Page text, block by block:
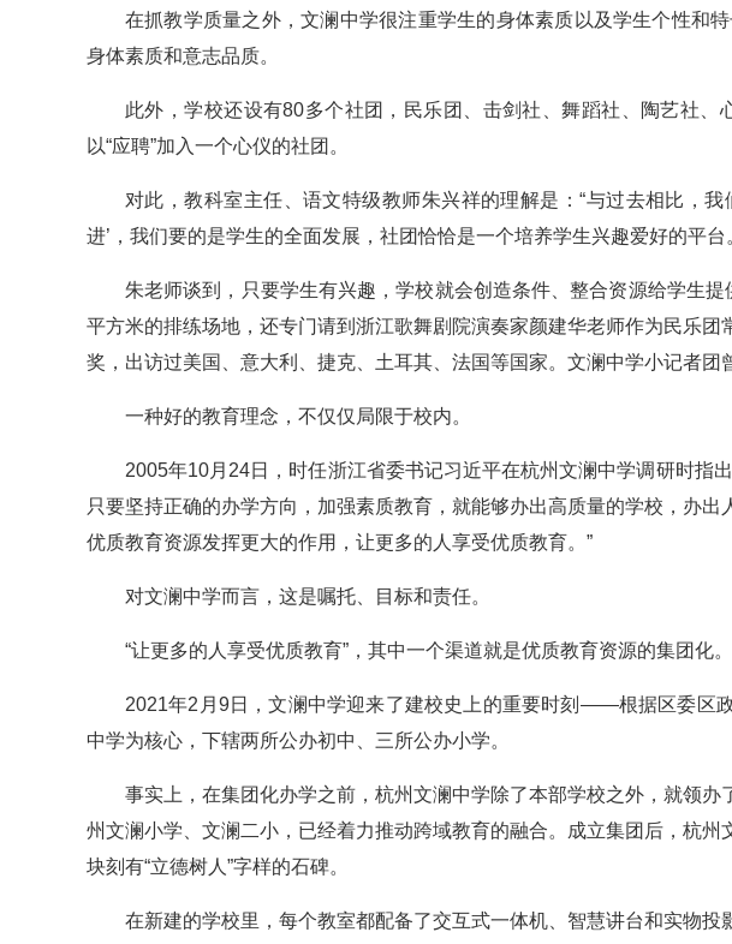
在抓教学质量之外，文澜中学很注重学生的身体素质以及学生个性和
身体素质和意志品质。
此外，学校还设有80多个社团，民乐团、击剑社、舞蹈社、陶艺社
以“应聘”加入一个心仪的社团。
对此，教科室主任、语文特级教师朱兴祥的理解是：“与过去相比，
进’，我们要的是学生的全面发展，社团恰恰是一个培养学生兴趣爱好的平台
朱老师谈到，只要学生有兴趣，学校就会创造条件、整合资源给学生
平方米的排练场地，还专门请到浙江歌舞剧院演奏家颜建华老师作为民乐
奖，出访过美国、意大利、捷克、土耳其、法国等国家。文澜中学小记者团
一种好的教育理念，不仅仅局限于校内。
2005年10月24日，时任浙江省委书记习近平在杭州文澜中学调研时指
只要坚持正确的办学方向，加强素质教育，就能够办出高质量的学校，办
优质教育资源发挥更大的作用，让更多的人享受优质教育。”
对文澜中学而言，这是嘱托、目标和责任。
“让更多的人享受优质教育”，其中一个渠道就是优质教育资源的集团化。
2021年2月9日，文澜中学迎来了建校史上的重要时刻——根据区委区
中学为核心，下辖两所公办初中、三所公办小学。
事实上，在集团化办学之前，杭州文澜中学除了本部学校之外，就领
州文澜小学、文澜二小，已经着力推动跨域教育的融合。成立集团后，杭
块刻有“立德树人”字样的石碑。
在新建的学校里，每个教室都配备了交互式一体机、智慧讲台和实物